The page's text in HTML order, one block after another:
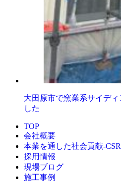
大田原市で窯業系サイデ
した
TOP
会社概要
本業を通した社会貢献-
採用情報
現場ブログ
施工事例